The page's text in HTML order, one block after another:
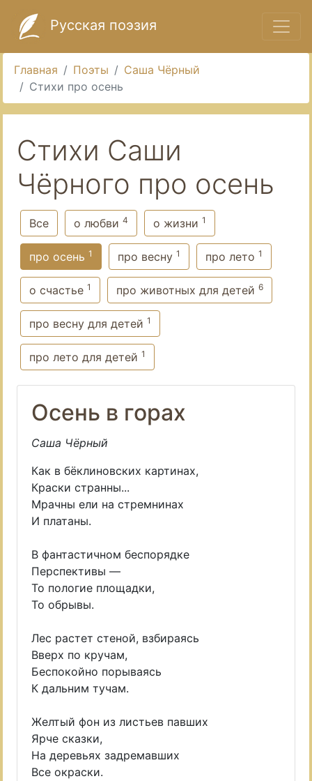
Русская поэзия
Главная Поэты
Саша Чёрный
Стихи про осень
Стихи Саши
Чёрного про осень
Все о любви 4 о жизни 1
про осень 1 про весну 1 про лето 1
о счастье 1 про животных для детей 6
про весну для детей 1
про лето для детей 1
Осень в горах
Саша Чёрный
Как в бёклиновских картинах,
Краски странны...
Мрачны ели на стремнинах
И платаны.
В фантастичном беспорядке
Перспективы —
То пологие площадки,
То обрывы.
Лес растет стеной, взбираясь
Вверх по кручам,
Беспокойно порываясь
К дальним тучам.
Желтый фон из листьев павших
Ярче сказки,
На деревьях задремавших
Все окраски.